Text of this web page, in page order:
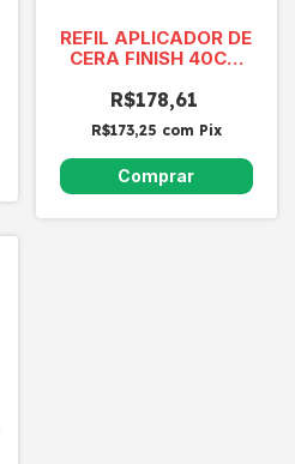
REFIL APLICADOR DE
CERA FINISH 40CM
R$178,61
R$173,25 com Pix